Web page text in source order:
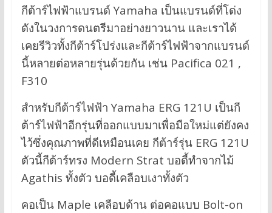
กีต้าร์ไฟฟ้าแบรนด์ Yamaha เป็นแบรนด์ที่โด่ง
ดังในวงการดนตรีมาอย่างยาวนาน และเราได้
เคยรีวิวทั้งกีต้าร์โปร่งและกีต้าร์ไฟฟ้าจากแบรนด์
นี้หลายต่อหลายรุ่นด้วยกัน เช่น Pacifica 021 ,
F310
สำหรับกีต้าร์ไฟฟ้า Yamaha ERG 121U เป็นกี
ต้าร์ไฟฟ้าอีกรุ่นที่ออกแบบมาเพื่อมือใหม่แต่ยังคง
ไว้ซึ่งคุณภาพที่ดีเหมือนเคย กีต้าร์รุ่น ERG 121U
ตัวนี้กีต้าร์ทรง Modern Strat บอดี้ทำจากไม้
Agathis ทั้งตัว บอดี้เคลือบเงาทั้งตัว
คอเป็น Maple เคลือบด้าน ต่อคอแบบ Bolt-on